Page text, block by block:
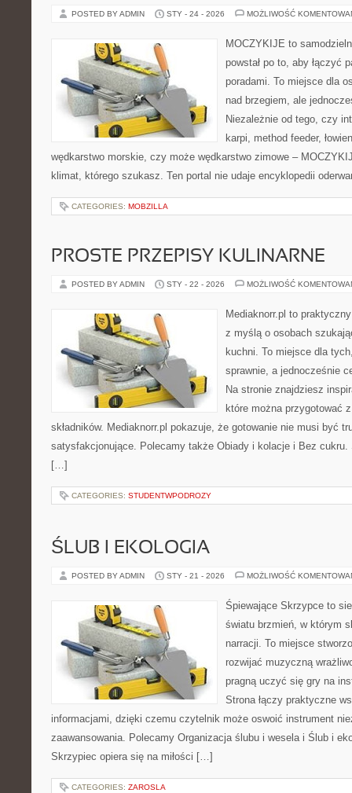
POSTED BY ADMIN STY - 24 - 2026 MOŻLIWOŚĆ
MOCZYKIJE to
powstał po to, aby łączyć
poradami. To miejsce dla
nad brzegiem, ale
Niezależnie od tego, czy
karpi, method feeder,
wędkarstwo morskie, czy może wędkarstwo zimowe –
klimat, którego szukasz. Ten portal nie udaje encyklopedii
CATEGORIES: MOBZILLA
PROSTE PRZEPISY KULINARNE
POSTED BY ADMIN STY - 22 - 2026 MOŻLIWOŚĆ
Mediaknorr.pl to
z myślą o osobach
kuchni. To miejsce dla
sprawnie, a jednocześnie
Na stronie znajdziesz
które można przygotować
składników. Mediaknorr.pl pokazuje, że gotowanie nie musi być
satysfakcjonujące. Polecamy także Obiady i kolacje i Bez cukru.
[…]
CATEGORIES: STUDENTWPODROZY
ŚLUB I EKOLOGIA
POSTED BY ADMIN STY - 21 - 2026 MOŻLIWOŚĆ
Śpiewające Skrzypce to
światu brzmień, w którym
narracji. To miejsce
rozwijać muzyczną
pragną uczyć się gry na
Strona łączy praktyczne
informacjami, dzięki czemu czytelnik może oswoić instrument
zaawansowania. Polecamy Organizacja ślubu i wesela i Ślub i
Skrzypiec opiera się na miłości […]
CATEGORIES: ZAROSLA